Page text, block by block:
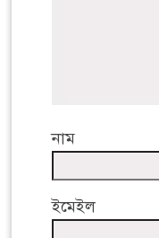
নাম
ইমেইল